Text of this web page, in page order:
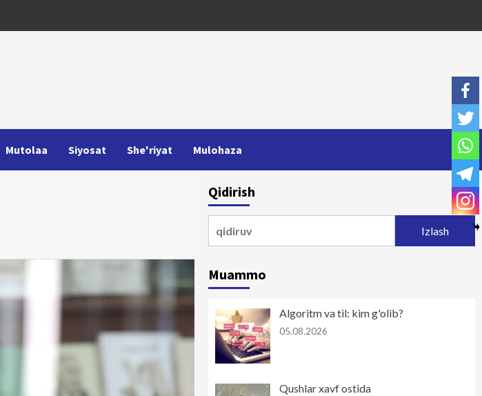
Mutolaa Siyosat She'riyat Mulohaza
Qidirish
Muammo
Algoritm va til: kim g'olib?
05.08.2026
Qushlar xavf ostida